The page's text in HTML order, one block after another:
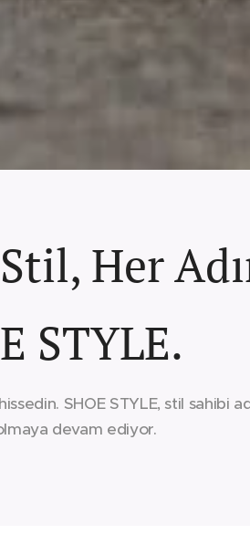
Her
STYLE.
SHOE STYLE, stil sahibi
devam ediyor.